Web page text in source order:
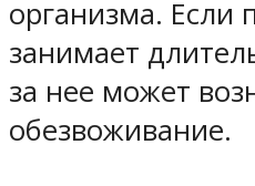
организма. Если
занимает
за нее может
обезвоживание.